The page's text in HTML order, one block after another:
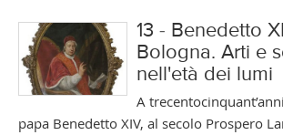
13 - Benedetto
Bologna. Arti e
nell'età dei lumi
A
papa Benedetto XIV, al secolo Prospero